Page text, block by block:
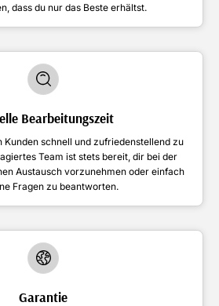
dass du nur das Beste erhältst.
Bearbeitungszeit
Kunden schnell und zufriedenstellend zu
Team ist stets bereit, dir bei der
Austausch vorzunehmen oder einfach
Fragen zu beantworten.
Garantie